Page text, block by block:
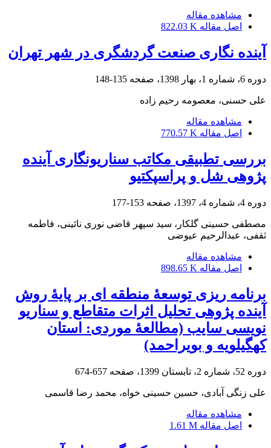
مشاهده مقاله
اصل مقاله 822.03 K
آینده نگاری صنعت گردشگری در شهر تهران
دوره 6، شماره 1، بهار 1398، صفحه 135-148
علی حسنی، معصومه رحیم زاده
مشاهده مقاله
اصل مقاله 770.57 K
بررسی تطبیقی مکاتب سناریونگاری آینده
پژوهی شل و پراسپکتیو
دوره 4، شماره 4، 1397، صفحه 153-177
مصطفی حسینی گلکار، سید سپهر قاضی نوری نائینی، فاطمه
ثقفی، عبدالرحیم عیوضی
مشاهده مقاله
اصل مقاله 898.65 K
برنامه ریزی توسعۀ منطقه ای بر پایۀ روش
آینده پژوهی تحلیل اثرات متقاطع و سناریو
نویسی سایب (مطالعۀ موردی: استان
کهگیلویه و بویراحمد)
دوره 52، شماره 2، تابستان 1399، صفحه 657-674
علی زنگی آبادی، حسین حسینی خواه، محمد رضا قاسمی
مشاهده مقاله
اصل مقاله 1.61 M